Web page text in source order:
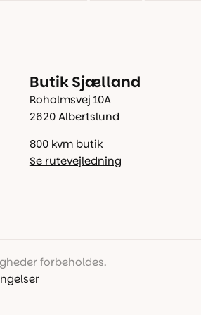
Butik Sjælland
Roholmsvej 10A
2620 Albertslund
800 kvm butik
Se rutevejledning
forbeholdes.